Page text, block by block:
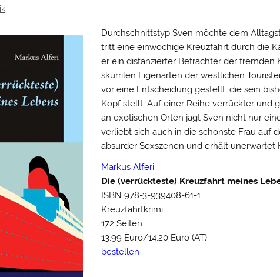
Durchschnittstyp Sven möchte dem
tritt eine einwöchige Kreuzfahrt durch die
er ein distanzierter Betrachter der fremden
skurrilen Eigenarten der westlichen
vor eine Entscheidung gestellt, die sein
Kopf stellt. Auf einer Reihe verrückter und
an exotischen Orten jagt Sven nicht nur
verliebt sich auch in die schönste Frau auf
absurder Sexszenen und erhält unerwartet
Markus Alferi
Die (verrückteste) Kreuzfahrt meines
ISBN 978-3-939408-61-1
Kreuzfahrtkrimi
172 Seiten
13,99 Euro/14,20 Euro (AT)
bestellen